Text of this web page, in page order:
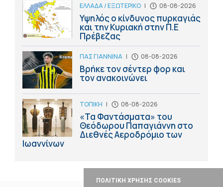
ΠΟΛΙΤΙΚΗ ΧΡΗΣΗΣ COOKIES
ΕΛΛΑΔΑ / ΕΞΩΤΕΡΙΚΟ | 08-08-2026
Υψηλός ο κίνδυνος πυρκαγιάς
και την Κυριακή στην Π.Ε
Πρέβεζας
ΠΑΣ ΓΙΑΝΝΙΝΑ | 08-08-2026
Βρήκε τον σέντερ φορ και
τον ανακοινώνει
ΤΟΠΙΚΗ | 08-08-2026
«Τα Φαντάσματα» του
Θεόδωρου Παπαγιάννη στο
Διεθνές Αεροδρόμιο των
Ιωαννίνων